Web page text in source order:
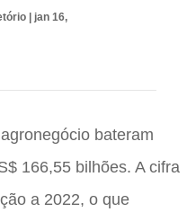
| jan 16,
bateram
166,55 bilhões. A cifra
a 2022, o que